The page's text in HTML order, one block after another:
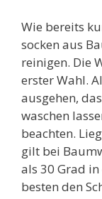
Wie bereits
socken aus
reinigen. Die
erster Wahl.
ausgehen,
waschen
beachten.
gilt bei
als 30 Grad
besten den